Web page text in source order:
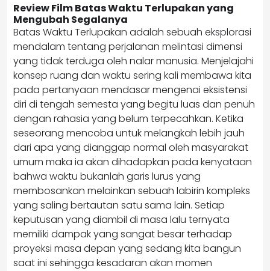
Review Film Batas Waktu Terlupakan yang
Mengubah Segalanya
Batas Waktu Terlupakan adalah sebuah eksplorasi
mendalam tentang perjalanan melintasi dimensi
yang tidak terduga oleh nalar manusia. Menjelajahi
konsep ruang dan waktu sering kali membawa kita
pada pertanyaan mendasar mengenai eksistensi
diri di tengah semesta yang begitu luas dan penuh
dengan rahasia yang belum terpecahkan. Ketika
seseorang mencoba untuk melangkah lebih jauh
dari apa yang dianggap normal oleh masyarakat
umum maka ia akan dihadapkan pada kenyataan
bahwa waktu bukanlah garis lurus yang
membosankan melainkan sebuah labirin kompleks
yang saling bertautan satu sama lain. Setiap
keputusan yang diambil di masa lalu ternyata
memiliki dampak yang sangat besar terhadap
proyeksi masa depan yang sedang kita bangun
saat ini sehingga kesadaran akan momen